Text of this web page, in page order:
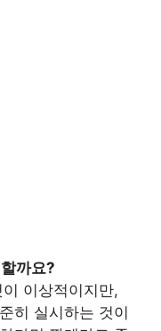
까요?
이상적이지만,
히 실시하는 것이